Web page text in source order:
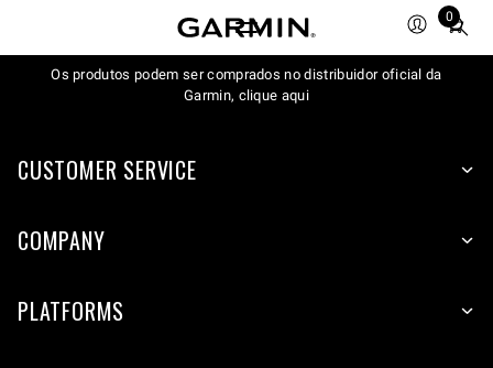
0
Total
items
in
Os produtos podem ser comprados no distribuidor oficial da
Garmin, clique aqui
CUSTOMER SERVICE
COMPANY
PLATFORMS